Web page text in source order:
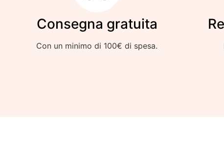
Consegna gratuita
Con un minimo di 100€ di spesa.